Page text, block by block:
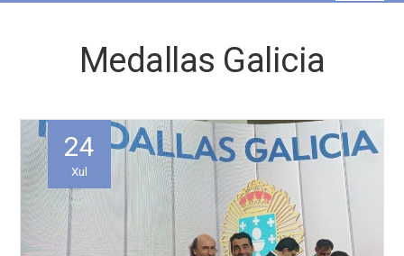
Medallas Galicia
24
Xul